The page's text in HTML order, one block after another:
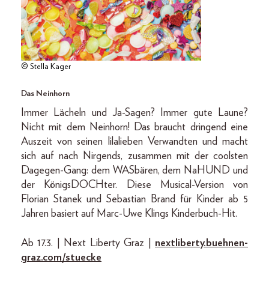
© Stella Kager
Das Neinhorn
Immer Lächeln und Ja-Sagen? Immer gute Laune?
Nicht mit dem Neinhorn! Das braucht dringend eine
Auszeit von seinen lilalieben Verwandten und macht
sich auf nach Nirgends, zusammen mit der coolsten
Dagegen-Gang: dem WASbären, dem NaHUND und
der KönigsDOCHter. Diese Musical-Version von
Florian Stanek und Sebastian Brand für Kinder ab 5
Jahren basiert auf Marc-Uwe Klings Kinderbuch-Hit.
Ab 17.3. | Next Liberty Graz | nextliberty.buehnen-
graz.com/stuecke